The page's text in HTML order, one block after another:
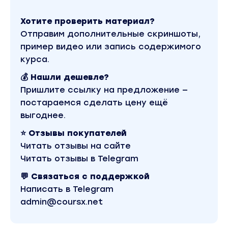
Хотите проверить материал?
Отправим дополнительные скриншоты,
пример видео или запись содержимого
курса.
💰 Нашли дешевле?
Пришлите ссылку на предложение —
постараемся сделать цену ещё
выгоднее.
⭐ Отзывы покупателей
Читать отзывы на сайте
Читать отзывы в Telegram
💬 Связаться с поддержкой
Написать в Telegram
admin@coursx.net